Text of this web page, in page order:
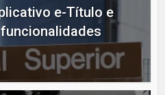
e-Título e